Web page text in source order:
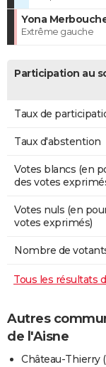
Yona
Extrême gauche
Participation au
Taux de
Taux d'abstention
Votes blancs (en
des votes
Votes nuls (en
votes exprimés)
Nombre de
Tous les résultats
Autres
de l'Aisne
Château-Thierry